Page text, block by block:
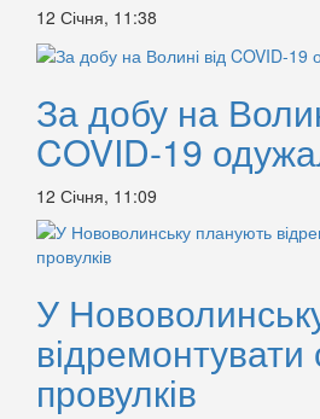
12 Січня, 11:38
За добу на
COVID-19
12 Січня, 11:09
У
відремонтувати
провулків